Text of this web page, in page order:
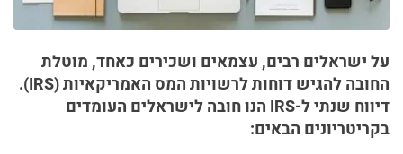
על ישראלים רבים, עצמאים ושכירים כאחד, מוטלת
החובה להגיש דוחות לרשויות המס האמריקאיות (IRS).
דיווח שנתי ל-IRS הנו חובה לישראלים העומדים
בקריטריונים הבאים: